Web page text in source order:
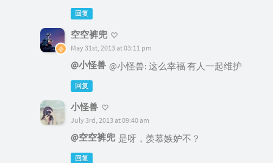
回复
空空裤兜
May 31st, 2013 at 03:11 pm
@小怪兽 @小怪兽: 这么幸福 有人一起维护
回复
小怪兽
July 3rd, 2013 at 09:40 am
@空空裤兜 是呀，羡慕嫉妒不？
回复